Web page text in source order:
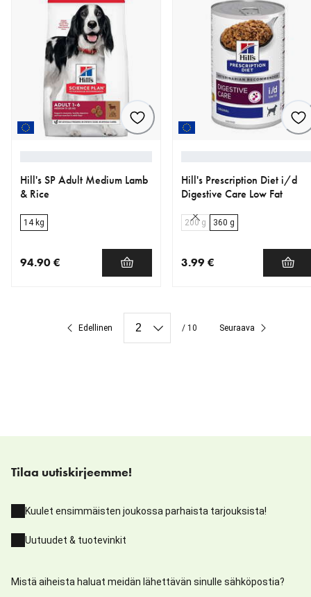
Hill's SP Adult Medium Lamb
& Rice
14 kg
94.90 €
Hill's Prescription Diet i/d
Digestive Care Low Fat
200 g 360 g
3.99 €
Edellinen / 10 Seuraava
Tilaa uutiskirjeemme!
Kuulet ensimmäisten joukossa parhaista tarjouksista!
Uutuudet & tuotevinkit
Mistä aiheista haluat meidän lähettävän sinulle sähköpostia?